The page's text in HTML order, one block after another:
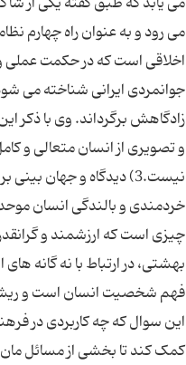
می رود و به عنوان راه چهارم
اخلاقی است که در حکمت عملی
جوانمردی ایرانی شناخته می
نیست.3) دیدگاه و جهان
خردمندی و بالندگی انسان
چیزی است که ارزشمند و
بهشتی، در ارتباط با نه گانه
فهم شخصیت انسان است و ریشه
این سوال که چه کاربردی در
کمک کند تا بخشی از مسائل مان